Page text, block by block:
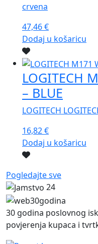
crvena
47,46€
Dodaj u košaricu
LOGITECH
– BLUE
LOGITECH
16,82€
Dodaj u košaricu
Pogledajte sve
24
30 godina poslovnog
povjerenja kupaca i